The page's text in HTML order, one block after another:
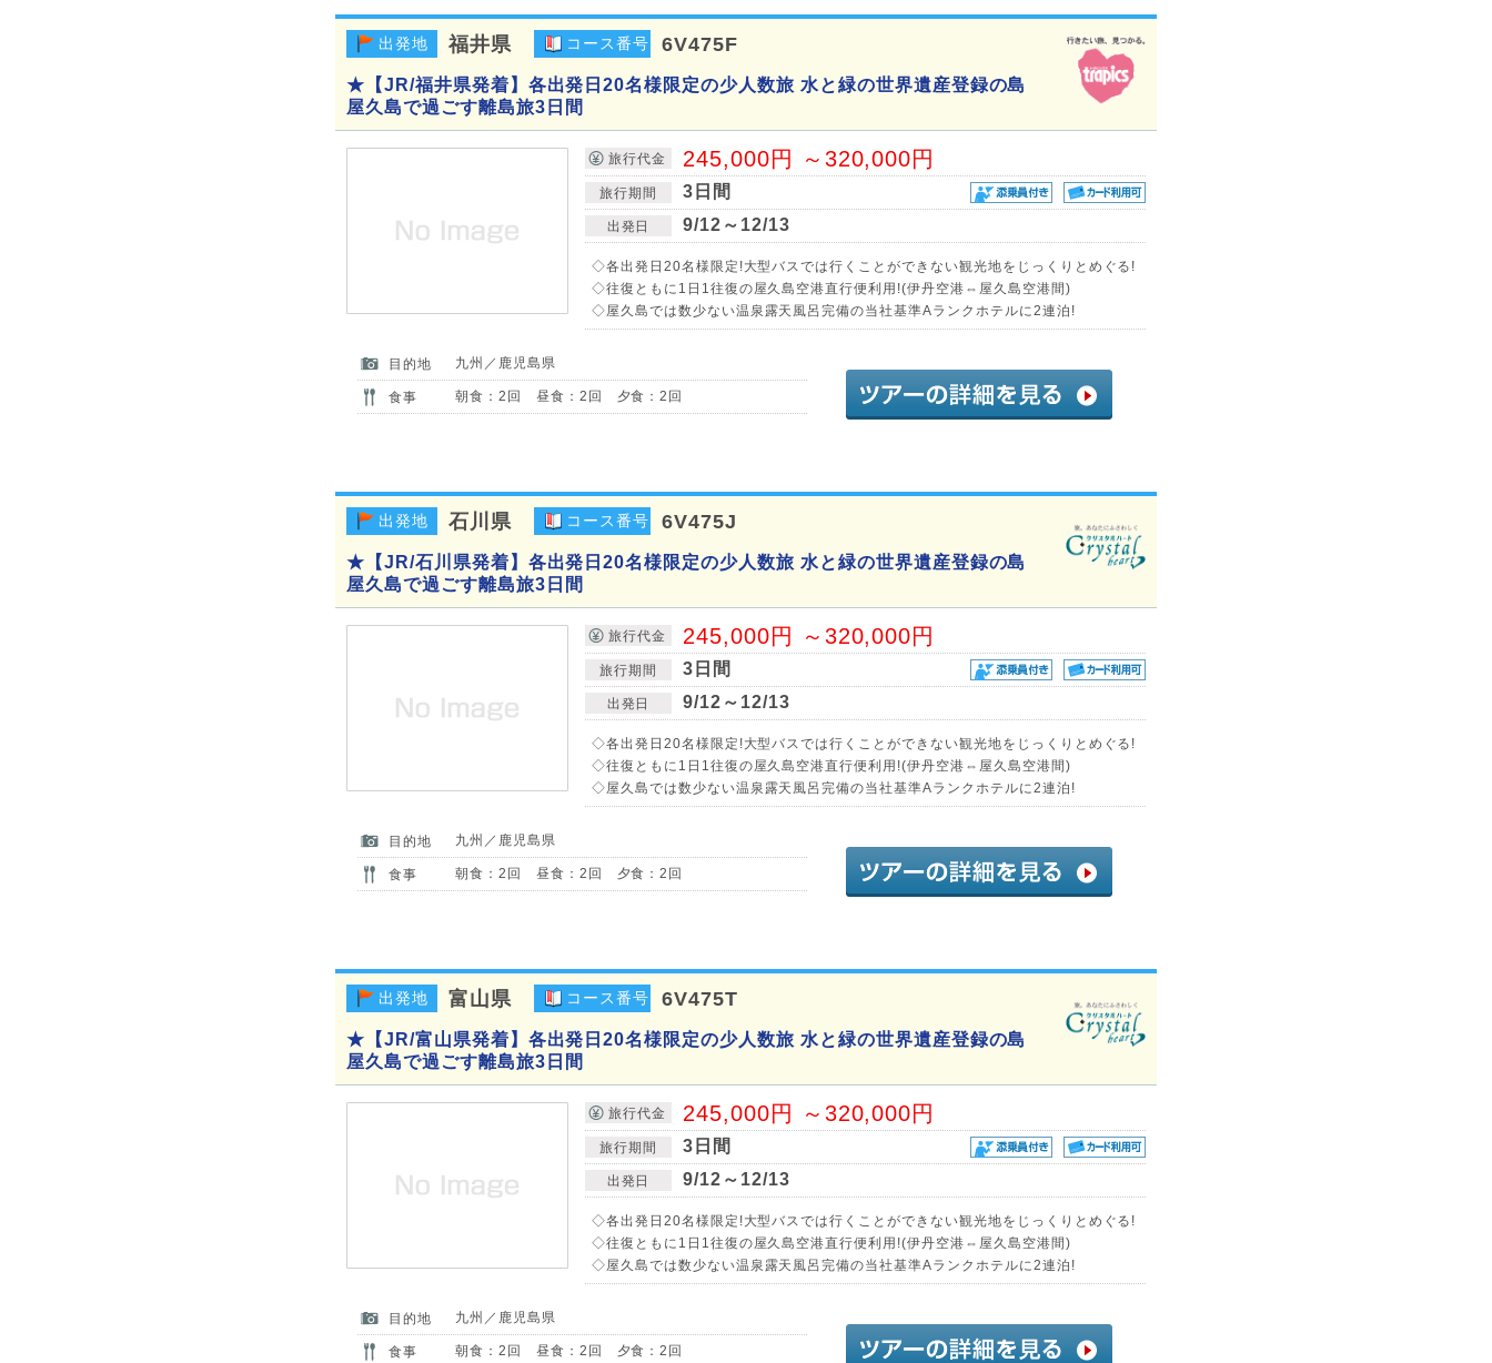
出発地 福井県 コース番号 6V475F
★【JR/福井県発着】各出発日20名様限定の少人数旅 水と緑の世界遺産登録の島
屋久島で過ごす離島旅3日間
旅行代金 245,000円 ～320,000円
旅行期間 3日間
出発日 9/12～12/13
◇各出発日20名様限定!大型バスでは行くことができない観光地をじっくりとめぐる!
◇往復ともに1日1往復の屋久島空港直行便利用!(伊丹空港⇔屋久島空港間)
◇屋久島では数少ない温泉露天風呂完備の当社基準Aランクホテルに2連泊!
目的地 九州／鹿児島県
食事 朝食：2回 昼食：2回 夕食：2回
出発地 石川県 コース番号 6V475J
★【JR/石川県発着】各出発日20名様限定の少人数旅 水と緑の世界遺産登録の島
屋久島で過ごす離島旅3日間
旅行代金 245,000円 ～320,000円
旅行期間 3日間
出発日 9/12～12/13
◇各出発日20名様限定!大型バスでは行くことができない観光地をじっくりとめぐる!
◇往復ともに1日1往復の屋久島空港直行便利用!(伊丹空港⇔屋久島空港間)
◇屋久島では数少ない温泉露天風呂完備の当社基準Aランクホテルに2連泊!
目的地 九州／鹿児島県
食事 朝食：2回 昼食：2回 夕食：2回
出発地 富山県 コース番号 6V475T
★【JR/富山県発着】各出発日20名様限定の少人数旅 水と緑の世界遺産登録の島
屋久島で過ごす離島旅3日間
旅行代金 245,000円 ～320,000円
旅行期間 3日間
出発日 9/12～12/13
◇各出発日20名様限定!大型バスでは行くことができない観光地をじっくりとめぐる!
◇往復ともに1日1往復の屋久島空港直行便利用!(伊丹空港⇔屋久島空港間)
◇屋久島では数少ない温泉露天風呂完備の当社基準Aランクホテルに2連泊!
目的地 九州／鹿児島県
食事 朝食：2回 昼食：2回 夕食：2回